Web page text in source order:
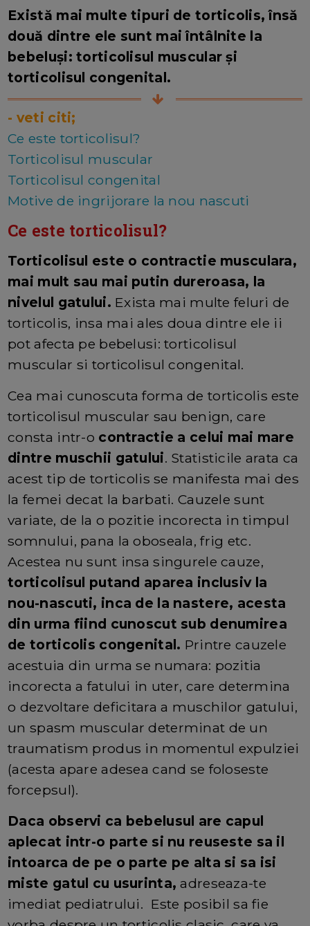
Există mai multe tipuri de torticolis, însă
două dintre ele sunt mai întâlnite la
bebeluși: torticolisul muscular și
torticolisul congenital.
- veti citi;
Ce este torticolisul?
Torticolisul muscular
Torticolisul congenital
Motive de ingrijorare la nou nascuti
Ce este torticolisul?
Torticolisul este o contractie musculara,
mai mult sau mai putin dureroasa, la
nivelul gatului. Exista mai multe feluri de
torticolis, insa mai ales doua dintre ele ii
pot afecta pe bebelusi: torticolisul
muscular si torticolisul congenital.
Cea mai cunoscuta forma de torticolis este
torticolisul muscular sau benign, care
consta intr-o contractie a celui mai mare
dintre muschii gatului. Statisticile arata ca
acest tip de torticolis se manifesta mai des
la femei decat la barbati. Cauzele sunt
variate, de la o pozitie incorecta in timpul
somnului, pana la oboseala, frig etc.
Acestea nu sunt insa singurele cauze,
torticolisul putand aparea inclusiv la
nou-nascuti, inca de la nastere, acesta
din urma fiind cunoscut sub denumirea
de torticolis congenital. Printre cauzele
acestuia din urma se numara: pozitia
incorecta a fatului in uter, care determina
o dezvoltare deficitara a muschilor gatului,
un spasm muscular determinat de un
traumatism produs in momentul expulziei
(acesta apare adesea cand se foloseste
forcepsul).
Daca observi ca bebelusul are capul
aplecat intr-o parte si nu reuseste sa il
intoarca de pe o parte pe alta si sa isi
miste gatul cu usurinta, adreseaza-te
imediat pediatrului. Este posibil sa fie